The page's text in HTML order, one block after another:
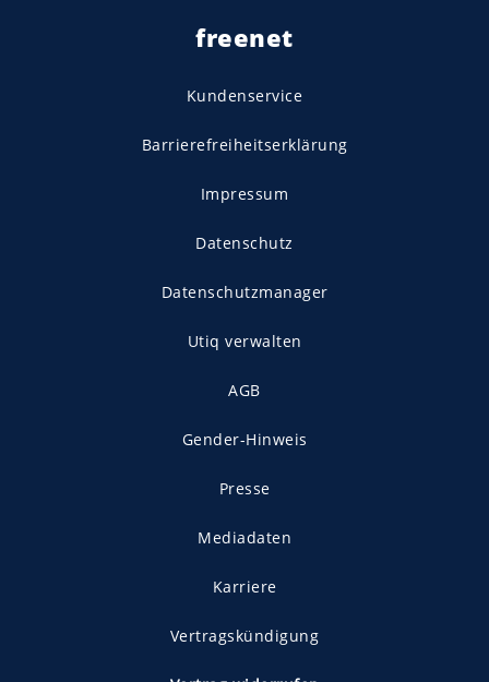
freenet
Kundenservice
Barrierefreiheitserklärung
Impressum
Datenschutz
Datenschutzmanager
Utiq verwalten
AGB
Gender-Hinweis
Presse
Mediadaten
Karriere
Vertragskündigung